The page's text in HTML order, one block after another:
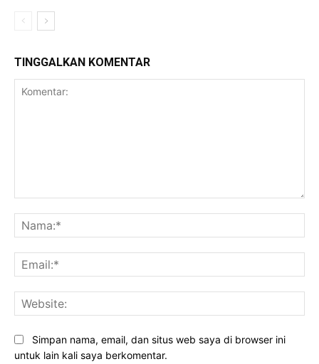
TINGGALKAN KOMENTAR
Simpan nama, email, dan situs web saya di browser ini
untuk lain kali saya berkomentar.